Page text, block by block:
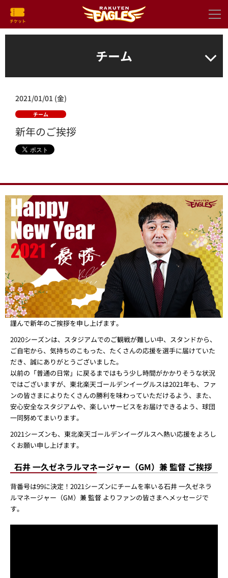
チーム
2021/01/01 (金)
チーム
新年のご挨拶
謹んで新年のご挨拶を申し上げます。
2020シーズンは、スタジアムでのご観戦が難しい中、スタンドから、
ご自宅から、気持ちのこもった、たくさんの応援を選手に届けていた
だき、誠にありがとうございました。
以前の「普通の日常」に戻るまではもう少し時間がかかりそうな状況
ではございますが、東北楽天ゴールデンイーグルスは2021年も、ファ
ンの皆さまによりたくさんの勝利を味わっていただけるよう、また、
安心安全なスタジアムや、楽しいサービスをお届けできるよう、球団
一同努めてまいります。
2021シーズンも、東北楽天ゴールデンイーグルスへ熱い応援をよろし
くお願い申し上げます。
石井 一久ゼネラルマネージャー（GM）兼 監督 ご挨拶
背番号は99に決定！2021シーズンにチームを率いる石井 一久ゼネラ
ルマネージャー（GM）兼 監督 よりファンの皆さまへメッセージで
す。